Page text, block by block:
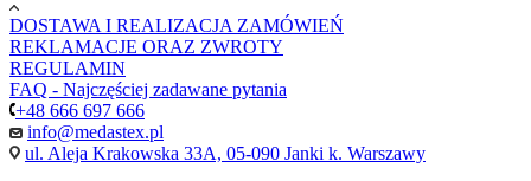
DOSTAWA I REALIZACJA ZAMÓWIEŃ
REKLAMACJE ORAZ ZWROTY
REGULAMIN
FAQ - Najczęściej zadawane pytania
+48 666 697 666
info@medastex.pl
ul. Aleja Krakowska 33A, 05-090 Janki k. Warszawy